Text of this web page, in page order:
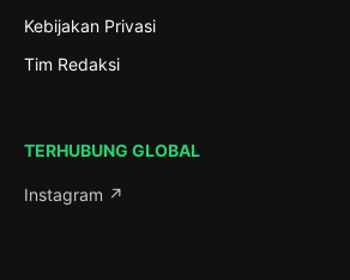
Kebijakan Privasi
Tim Redaksi
TERHUBUNG GLOBAL
Instagram ↗